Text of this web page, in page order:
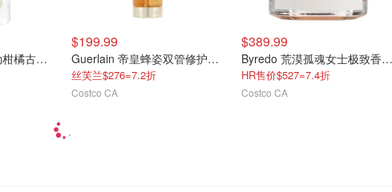
Jo Malone 青柠罗勒柑橘古龙水 100mL
$199.99
Guerlain 帝皇蜂姿双管修护精华 50mL
丝芙兰$276=7.2折
Costco CA
$389.99
Byredo 荒漠孤魂女士极致香精 100mL
HR售价$527=7.4折
Costco CA